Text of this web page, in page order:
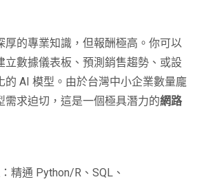
厚的專業知識，但報酬極高。你可以
立數據儀表板、預測銷售趨勢、或設
的 AI 模型。由於台灣中小企業數量龐
需求迫切，這是一個極具潛力的網路
：精通 Python/R、SQL、